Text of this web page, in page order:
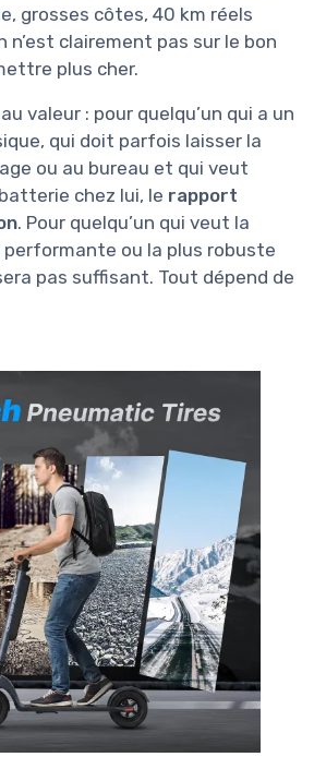
grosses côtes, 40 km réels
n’est clairement pas sur le bon
plus cher.
valeur : pour quelqu’un qui a un
qui doit parfois laisser la
ou au bureau et qui veut
chez lui, le rapport
. Pour quelqu’un qui veut la
ou la plus robuste
pas suffisant. Tout dépend de